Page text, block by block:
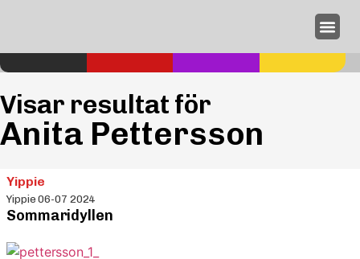
Visar resultat för
Anita Pettersson
Yippie
Yippie 06-07 2024
Sommaridyllen